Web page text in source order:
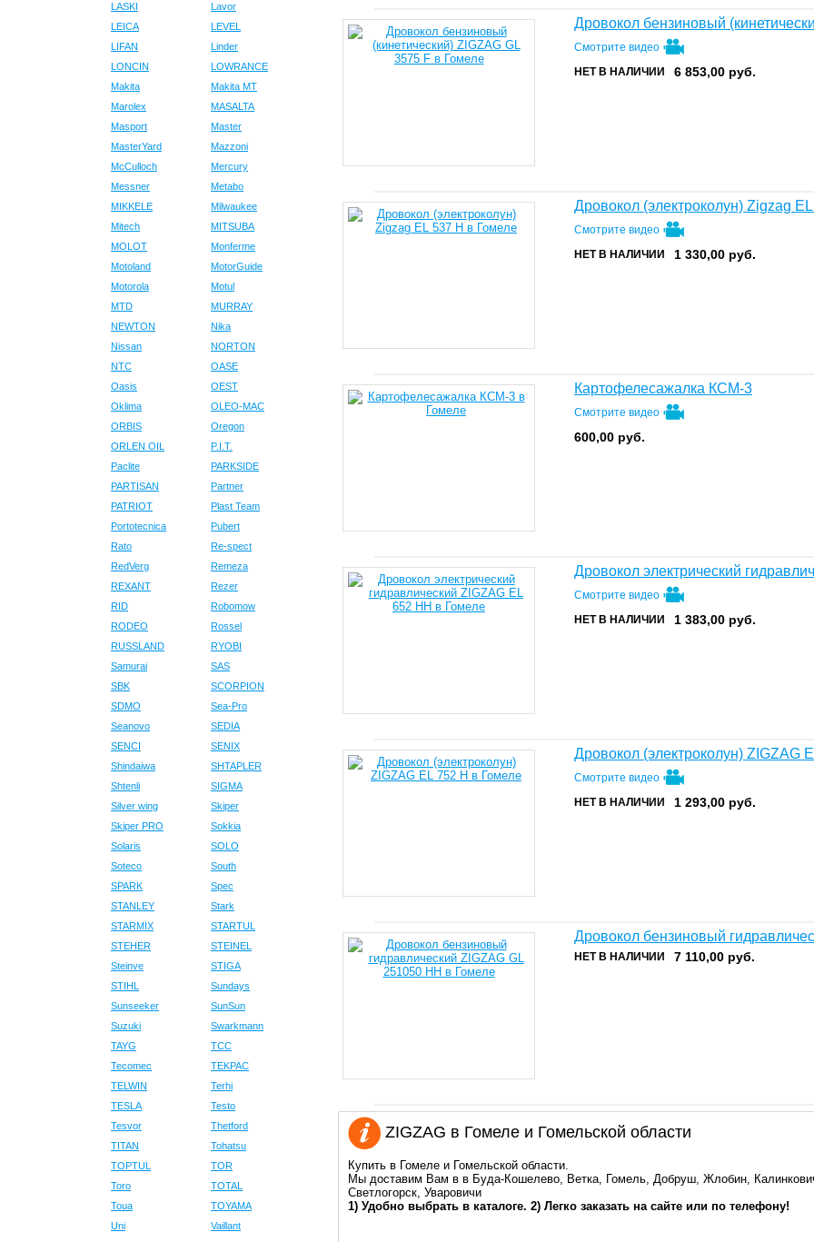
LASKI
Lavor
LEICA
LEVEL
LIFAN
Linder
LONCIN
LOWRANCE
Makita
Makita MT
Marolex
MASALTA
Masport
Master
MasterYard
Mazzoni
McCulloch
Mercury
Messner
Metabo
MIKKELE
Milwaukee
Mitech
MITSUBA
MOLOT
Monferme
Motoland
MotorGuide
Motorola
Motul
MTD
MURRAY
NEWTON
Nika
Nissan
NORTON
NTC
OASE
Oasis
OEST
Oklima
OLEO-MAC
ORBIS
Oregon
ORLEN OIL
P.I.T.
Paclite
PARKSIDE
PARTISAN
Partner
PATRIOT
Plast Team
Portotecnica
Pubert
Rato
Re-spect
RedVerg
Remeza
REXANT
Rezer
RID
Robomow
RODEO
Rossel
RUSSLAND
RYOBI
Samurai
SAS
SBK
SCORPION
SDMO
Sea-Pro
Seanovo
SEDIA
SENCI
SENIX
Shindaiwa
SHTAPLER
Shtenli
SIGMA
Silver wing
Skiper
Skiper PRO
Sokkia
Solaris
SOLO
Soteco
South
SPARK
Spec
STANLEY
Stark
STARMIX
STARTUL
STEHER
STEINEL
Steinve
STIGA
STIHL
Sundays
Sunseeker
SunSun
Suzuki
Swarkmann
TAYG
TCC
Tecomec
TEKPAC
TELWIN
Terhi
TESLA
Testo
Tesvor
Thetford
TITAN
Tohatsu
TOPTUL
TOR
Toro
TOTAL
Toua
TOYAMA
Uni
Vaillant
Дровокол бензиновый
Смотрите видео
НЕТ В НАЛИЧИИ
6 853,00 руб.
Дровокол (электроколун) Zigzag EL
Смотрите видео
НЕТ В НАЛИЧИИ
1 330,00 руб.
Картофелесажалка КСМ-3
Смотрите видео
600,00 руб.
Дровокол электрический
Смотрите видео
НЕТ В НАЛИЧИИ
1 383,00 руб.
Дровокол (электроколун) ZIGZAG
Смотрите видео
НЕТ В НАЛИЧИИ
1 293,00 руб.
Дровокол бензиновый
НЕТ В НАЛИЧИИ 7 110,00 руб.
ZIGZAG в Гомеле и Гомельской области
Купить в Гомеле и Гомельской области.
Мы доставим Вам в в Буда-Кошелево, Ветка, Гомель, Добруш, Жлобин,
Светлогорск, Уваровичи
1) Удобно выбрать в каталоге. 2) Легко заказать на сайте или по телефону!